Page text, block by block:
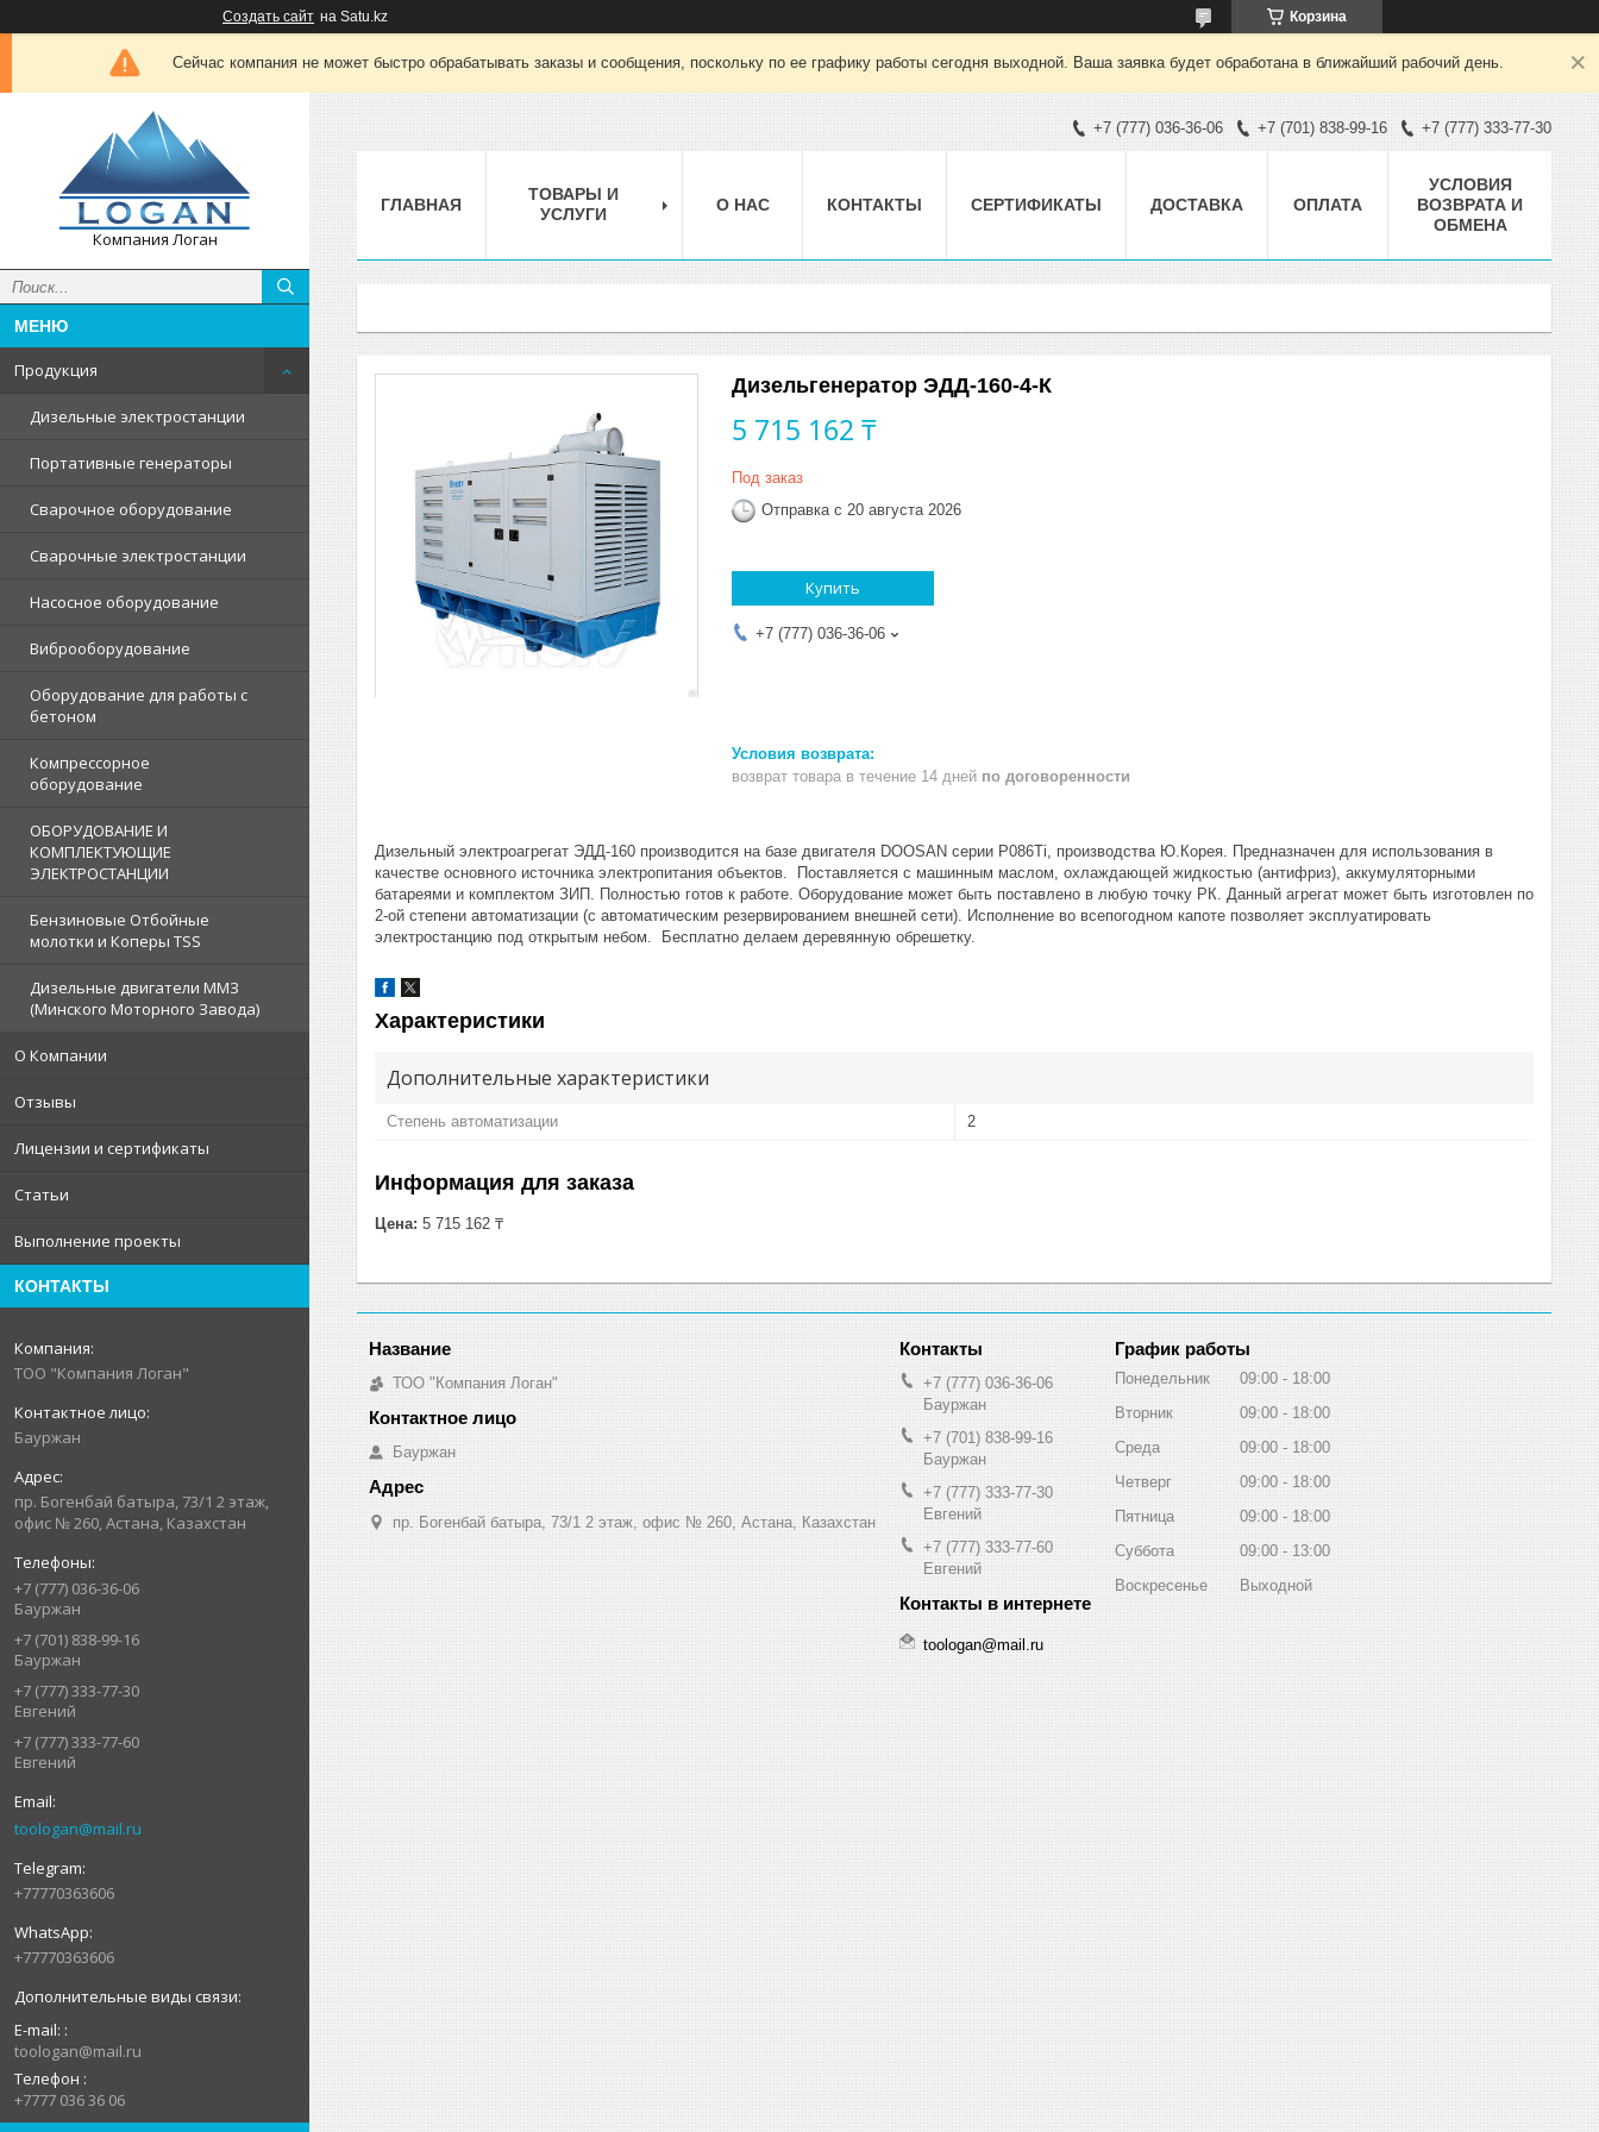
Создать сайт на Satu.kz Корзина
Сейчас компания не может быстро обрабатывать заказы и сообщения, поскольку по ее графику работы сегодня выходной. Ваша заявка будет обработана в ближайший рабочий день.
Компания Логан
Продукция
Дизельные электростанции
Портативные генераторы
Сварочное оборудование
Сварочные электростанции
Насосное оборудование
Виброоборудование
Оборудование для работы с
бетоном
Компрессорное
оборудование
ОБОРУДОВАНИЕ И
КОМПЛЕКТУЮЩИЕ
ЭЛЕКТРОСТАНЦИИ
Бензиновые Отбойные
молотки и Коперы TSS
Дизельные двигатели ММЗ
(Минского Моторного Завода)
О Компании
Отзывы
Лицензии и сертификаты
Статьи
Выполнение проекты
КОНТАКТЫ
ТОО "Компания Логан"
Бауржан
пр. Богенбай батыра, 73/1 2 этаж,
офис № 260, Астана, Казахстан
+7 (777) 036-36-06
Бауржан
+7 (701) 838-99-16
Бауржан
+7 (777) 333-77-30
Евгений
+7 (777) 333-77-60
Евгений
toologan@mail.ru
+77770363606
+77770363606
E-mail:
toologan@mail.ru
Телефон
+7777 036 36 06
+7 (777) 036-36-06 +7 (701) 838-99-16 +7 (777) 333-77-30
ГЛАВНАЯ
ТОВАРЫ И
УСЛУГИ
О НАС КОНТАКТЫ СЕРТИФИКАТЫ ДОСТАВКА ОПЛАТА
УСЛОВИЯ
ВОЗВРАТА И
ОБМЕНА
Дизельгенератор ЭДД-160-4-К
5 715 162 ₸
Под заказ
Отправка с 20 августа 2026
Купить
+7 (777) 036-36-06
возврат товара в течение 14 дней по договоренности
Дизельный электроагрегат ЭДД-160 производится на базе двигателя DOOSAN серии P086Ti, производства Ю.Корея. Предназначен для использования в
качестве основного источника электропитания объектов. Поставляется с машинным маслом, охлаждающей жидкостью (антифриз), аккумуляторными
батареями и комплектом ЗИП. Полностью готов к работе. Оборудование может быть поставлено в любую точку РК. Данный агрегат может быть изготовлен по
2-ой степени автоматизации (с автоматическим резервированием внешней сети). Исполнение во всепогодном капоте позволяет эксплуатировать
электростанцию под открытым небом. Бесплатно делаем деревянную обрешетку.
Характеристики
Дополнительные характеристики
Степень автоматизации 2
Информация для заказа
Цена: 5 715 162 ₸
ТОО "Компания Логан"
Бауржан
пр. Богенбай батыра, 73/1 2 этаж, офис № 260, Астана, Казахстан
+7 (777) 036-36-06
Бауржан
+7 (701) 838-99-16
Бауржан
+7 (777) 333-77-30
Евгений
+7 (777) 333-77-60
Евгений
toologan@mail.ru
График работы
Понедельник 09:00
18:00
Вторник
09:00
18:00
Среда
09:00
18:00
Четверг
09:00
18:00
Пятница
09:00
18:00
Суббота
09:00
13:00
Воскресенье
Выходной